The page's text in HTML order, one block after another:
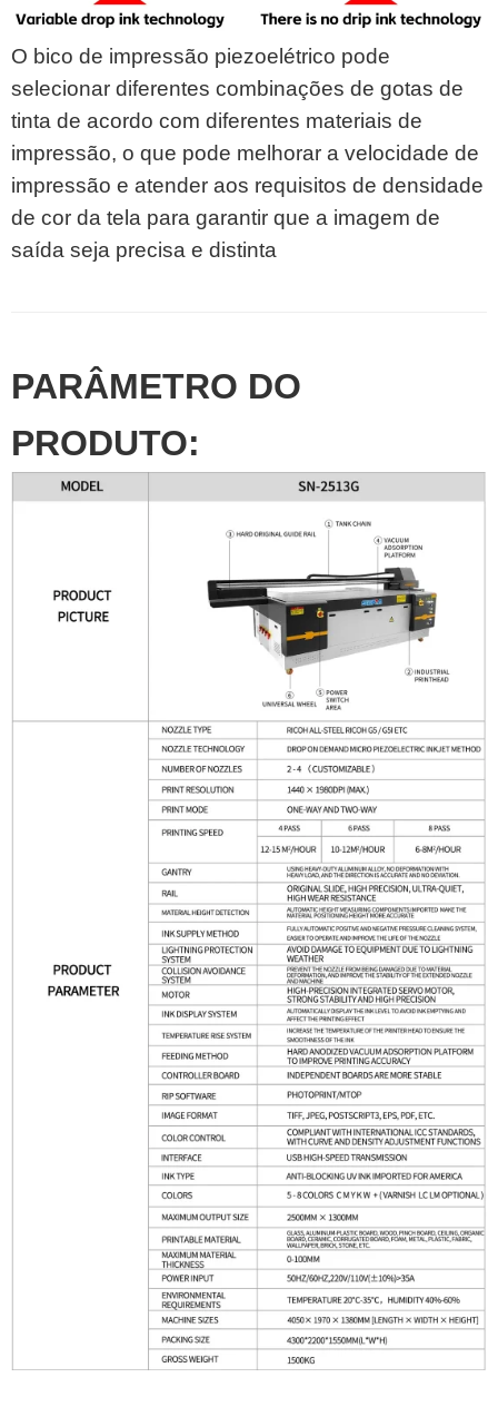
O bico de impressão piezoelétrico pode
selecionar diferentes combinações de gotas de
tinta de acordo com diferentes materiais de
impressão, o que pode melhorar a velocidade de
impressão e atender aos requisitos de densidade
de cor da tela para garantir que a imagem de
saída seja precisa e distinta
PARÂMETRO DO
PRODUTO: